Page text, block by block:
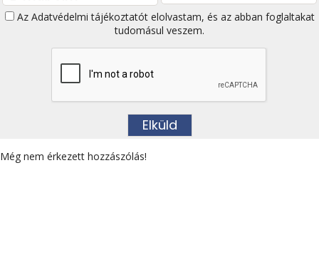
Az Adatvédelmi tájékoztatótelolvastam, és az abban foglaltakat
tudomásul veszem.
Még nem érkezett hozzászólás!